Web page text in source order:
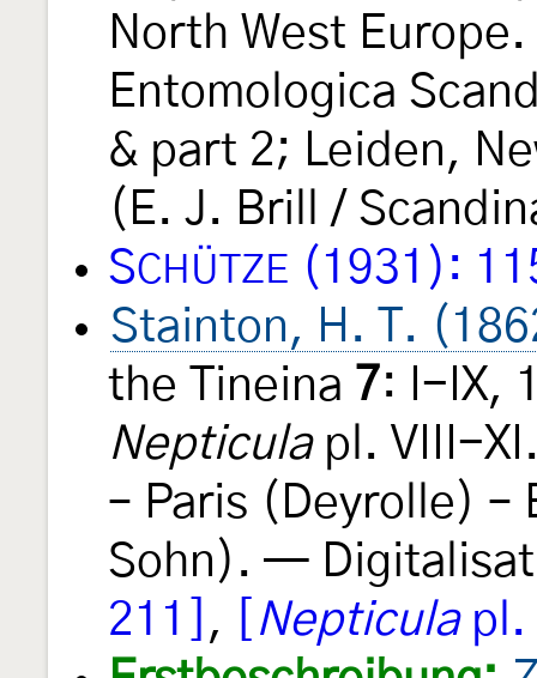
North West
Entomologica
& part 2; Leiden,
(E. J. Brill /
SCHÜTZE (1931):
Stainton, H. T.
the Tineina 7: I-IX,
Nepticulapl. VIII-
– Paris (Deyrolle)
Sohn). —
211]
, Nepticulapl.